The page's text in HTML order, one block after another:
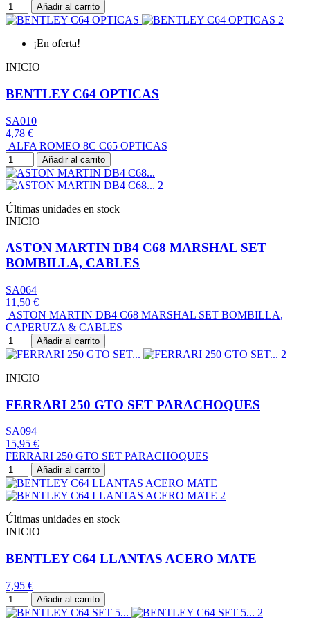
Añadir al carrito
¡En oferta!
INICIO
BENTLEY C64 OPTICAS
SA010
4,78 €
ALFA ROMEO 8C C65 OPTICAS
Añadir al carrito
Últimas unidades en stock
INICIO
ASTON MARTIN DB4 C68 MARSHAL SET
BOMBILLA, CABLES
SA064
11,50 €
ASTON MARTIN DB4 C68 MARSHAL SET BOMBILLA,
CAPERUZA & CABLES
Añadir al carrito
INICIO
FERRARI 250 GTO SET PARACHOQUES
SA094
15,95 €
FERRARI 250 GTO SET PARACHOQUES
Añadir al carrito
Últimas unidades en stock
INICIO
BENTLEY C64 LLANTAS ACERO MATE
7,95 €
Añadir al carrito